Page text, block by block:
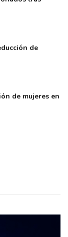
de
de mujeres en